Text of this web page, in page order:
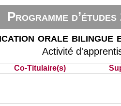
Programme
orale bilingue
Activité
Co-Titulaire(s)